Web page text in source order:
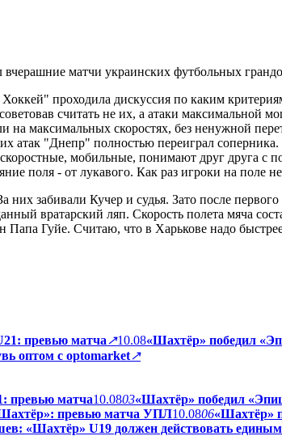
матчи украинских футбольных
проходила дискуссия по каким
считать не их, а атаки максимальной
максимальных скоростях, без ненужной
атак "Днепр" полностью переиграл
мобильные, понимают друг друга с
поля - от лукавого. Как раз игроки на поле
забивали Кучер и судья. Зато после
вратарский ляп. Скорость полета мяча
Гуйе. Считаю, что в Харькове надо
превью матча↗10.08«Шахтёр» победил
оптом с optomarket↗
превью матча10.0803«Шахтёр» победил
превью матча УПЛ10.0806«Шахтёр»
«Шахтёр» U19 должен действовать